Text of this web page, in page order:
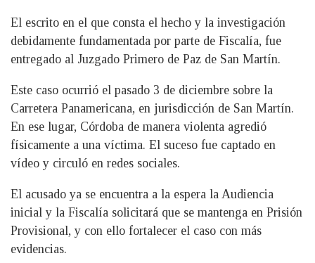
El escrito en el que consta el hecho y la investigación
debidamente fundamentada por parte de Fiscalía, fue
entregado al Juzgado Primero de Paz de San Martín.
Este caso ocurrió el pasado 3 de diciembre sobre la
Carretera Panamericana, en jurisdicción de San Martín.
En ese lugar, Córdoba de manera violenta agredió
físicamente a una víctima. El suceso fue captado en
vídeo y circuló en redes sociales.
El acusado ya se encuentra a la espera la Audiencia
inicial y la Fiscalía solicitará que se mantenga en Prisión
Provisional, y con ello fortalecer el caso con más
evidencias.